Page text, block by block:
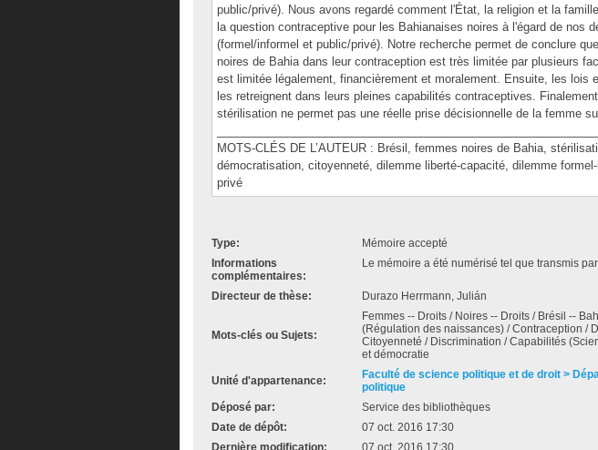
public/privé). Nous avons regardé comment l'État, la religion et la
la question contraceptive pour les Bahianaises noires à l'égard de nos
(formel/informel et public/privé). Notre recherche permet de conclure
noires de Bahia dans leur contraception est très limitée par plusieurs
est limitée légalement, financièrement et moralement. Ensuite, les lois
les retreignent dans leurs pleines capabilités contraceptives.
stérilisation ne permet pas une réelle prise décisionnelle de la femme
MOTS-CLÉS DE L’AUTEUR : Brésil, femmes noires de Bahia,
démocratisation, citoyenneté, dilemme liberté-capacité, dilemme
privé
Type:
Mémoire accepté
Informations
complémentaires:
Le mémoire a été numérisé tel que transmis
Directeur de thèse: Durazo Herrmann, Julián
Mots-clés ou Sujets:
Femmes -- Droits / Noires -- Droits / Brésil --
(Régulation des naissances) / Contraception /
Citoyenneté / Discrimination / Capabilités
et démocratie
Unité d'appartenance:
Faculté de science politique et de droit >
politique
Déposé par:
Service des bibliothèques
Date de dépôt:
07 oct. 2016 17:30
Dernière modification:
07 oct. 2016 17:30